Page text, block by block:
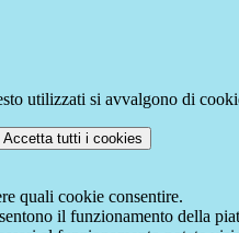
utilizzati si avvalgono di
Accetta tutti i cookies
quali cookie consentire.
il funzionamento della